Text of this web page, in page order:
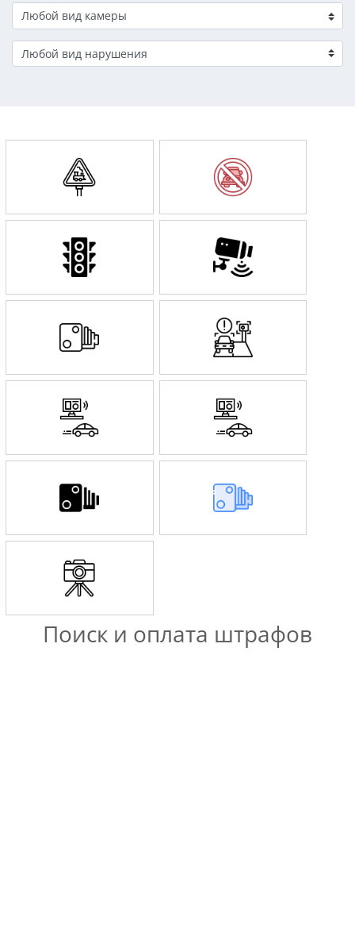
Поиск и оплата штрафов